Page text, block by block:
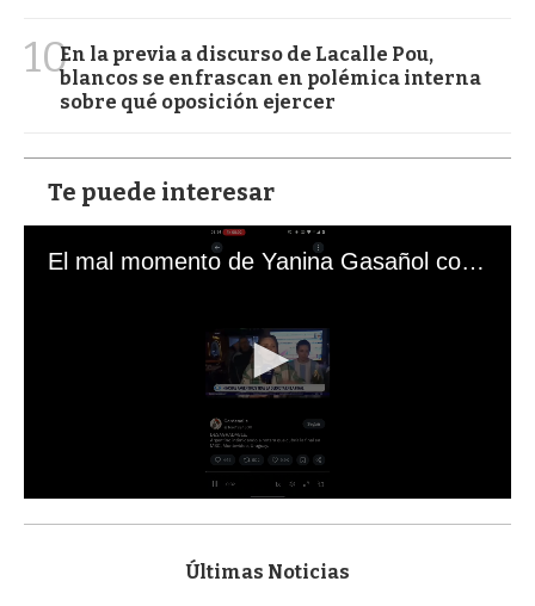
10En la previa a discurso de Lacalle Pou,
blancos se enfrascan en polémica interna
sobre qué oposición ejercer
Te puede interesar
El mal momento de Yanina Gasañol con un hincha argentino en "Subrayado"
s
Últimas Noticias